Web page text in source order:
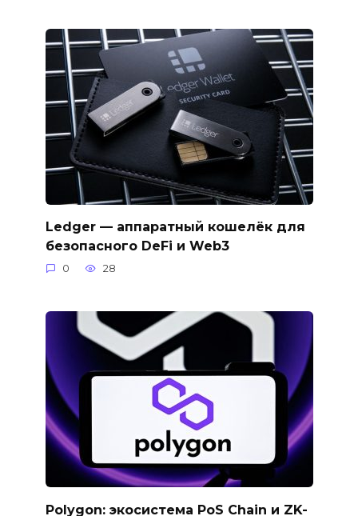
Ledger — аппаратный кошелёк для
безопасного DeFi и Web3
0 28
Polygon: экосистема PoS Chain и ZK-